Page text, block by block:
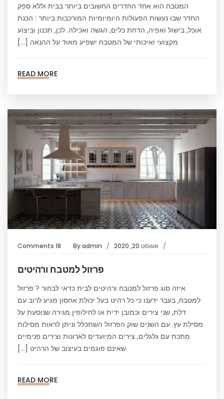
המטבח הוא אחד החדרים החשובים ביותר בבית וללא ספק
החדר שבו נעשות הפעולות היומיומיות המורכבות ביותר : הכנת
אוכל, בישול ואפיה, הדחת כלים, הגשה ואכילה. לכן, תכנון וביצוע
מקצועי ואיכותי של המטבח ישפיע מאוד על ההנאה […]
READ MORE
אוגוסט 20, 2020 Byadmin
18 Comments
פרזול למטבח ורהיטים
איזה סוג פרזול למטבח ורהיטים לבית כדאי לבחור ? פרזול
למטבח, בעבר ידענו כי כל רהיט בעל יכולת אחסון מגיע לרוב עם
דלת, שני צירים וכמובן ידית או לחילופין מגירה שנוסעת על
מסילת עץ. עם השנים שוק הפרזול השתכלל וניתן לראות מסילות
מתכת עם גלגלים, צירים המיועדים לארונות וצירים פנימיים
שאינם פוגמים בעיצוב של הרהיט […]
READ MORE